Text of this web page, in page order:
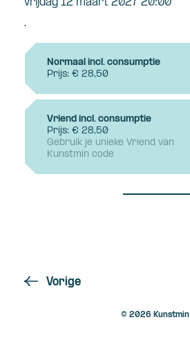
vrijdag 12 maart 2027 20:00
.
Normaal incl. consumptie
Prijs: € 28,50
Vriend incl. consumptie
Prijs: € 28,50
Gebruik je unieke Vriend van
Kunstmin code
Vorige
© 2026 Kunstmin